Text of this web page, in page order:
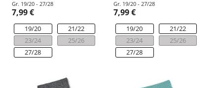
Gr. 19/20 - 27/28
7,99 €
19/20
21/22
23/24
25/26
27/28
Gr. 19/20 - 27/28
7,99 €
19/20
21/22
23/24
25/26
27/28